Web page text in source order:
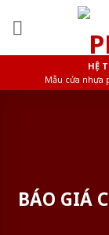
HỆ
Mẫu cửa nhựa
BÁO GIÁ